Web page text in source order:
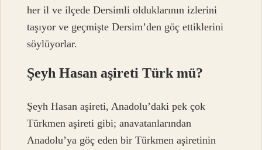
her il ve ilçede Dersimli olduklarının izlerini
taşıyor ve geçmişte Dersim’den göç ettiklerini
söylüyorlar.
Şeyh Hasan aşireti Türk mü?
Şeyh Hasan aşireti, Anadolu’daki pek çok
Türkmen aşireti gibi; anavatanlarından
Anadolu’ya göç eden bir Türkmen aşiretinin